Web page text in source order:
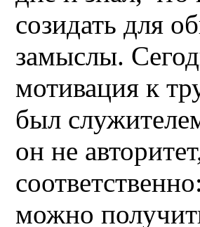
созидать для
замыслы.
мотивация к
был
он не
можно